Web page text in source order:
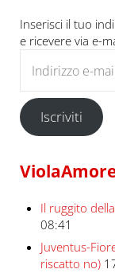
Inserisci il tuo
e ricevere via e-
Iscriviti
Il ruggito
08:41
Juventus-
riscatto no)